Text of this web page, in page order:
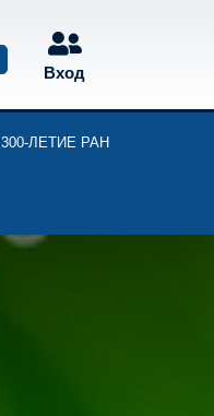
Вход
300-ЛЕТИЕ РАН